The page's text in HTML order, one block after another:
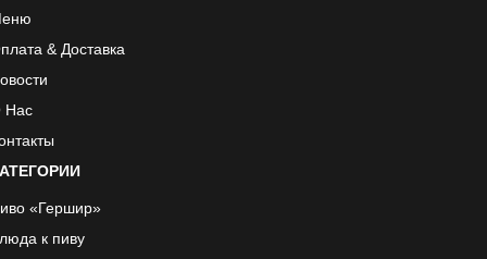
& Доставка
Нас
«Гершир»
к пиву